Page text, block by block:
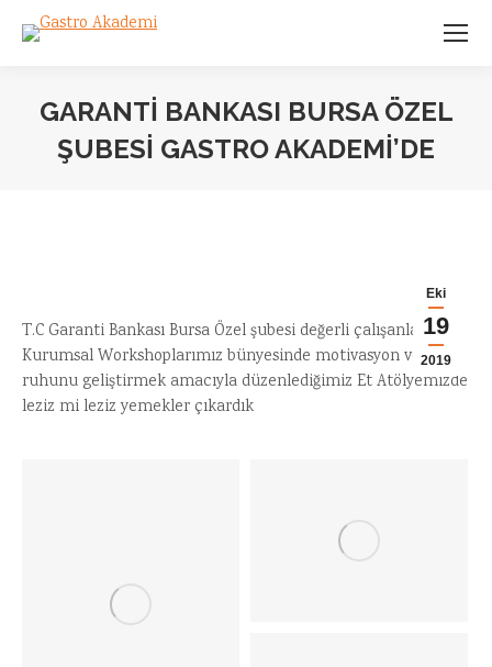
GARANTI BANKASI BURSA ÖZEL
ŞUBESI GASTRO AKADEMI’DE
Eki
19
2019
T.C Garanti Bankası Bursa Özel şubesi değerli çalışanları ile
Kurumsal Workshoplarımız bünyesinde motivasyon ve ekip
ruhunu geliştirmek amacıyla düzenlediğimiz Et Atölyemizde
leziz mi leziz yemekler çıkardık